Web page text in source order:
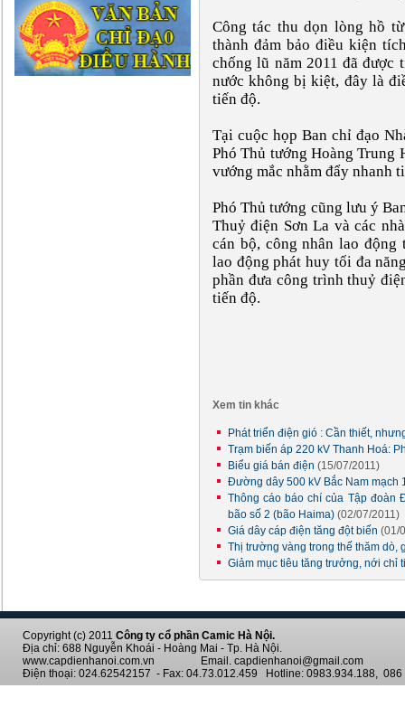
Công tác thu dọn lòng hồ
thành đảm bảo điều kiện
chống lũ năm 2011 đã được
nước không bị kiệt, đây là
tiến độ.
Tại cuộc họp Ban chỉ đạo
Phó Thủ tướng Hoàng Trung
vướng mắc nhằm đẩy nhanh
Phó Thủ tướng cũng lưu ý
Thuỷ điện Sơn La và các
cán bộ, công nhân lao
lao động phát huy tối đa
phần đưa công trình thuỷ
tiến độ.
Xem tin khác
Phát triển điện gió : Cần thiết,
Trạm biến áp 220 kV Thanh Hoá:
Biểu giá bán điện (15/07/2011)
Đường dây 500 kV Bắc Nam mạch
Thông cáo báo chí của Tập đoàn
bão số 2 (bão Haima) (02/07/2011)
Giá dây cáp điện tăng đột biến (01/
Thị trường vàng trong thế thăm dò,
Giảm mục tiêu tăng trưởng, nới chỉ
Copyright (c) 2011 Công ty cổ phần Camic Hà Nội.
Địa chỉ: 688 Nguyễn Khoái - Hoàng Mai - Tp. Hà Nội.
www.capdienhanoi.com.vn Email. capdienhanoi@gmail.com
Điện thoại: 024.62542157 - Fax: 04.73.012.459 Hotline: 0983.934.188, 086